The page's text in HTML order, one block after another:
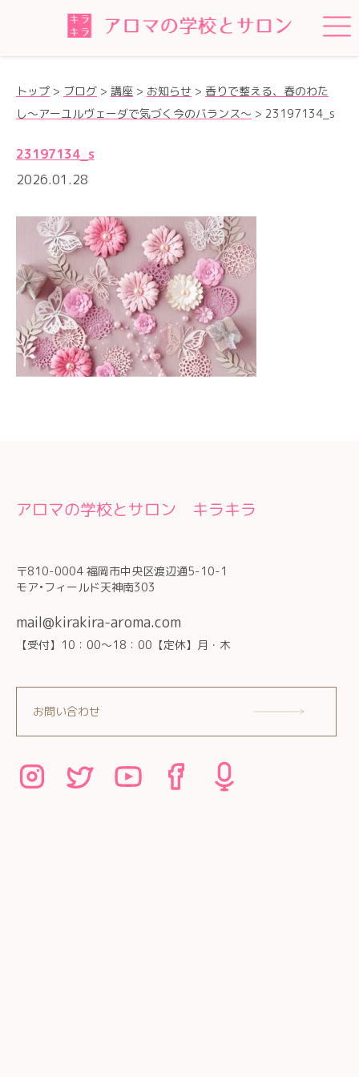
トップ > ブログ > 講座 > お知らせ > 香りで整える、春のわた
し〜アーユルヴェーダで気づく今のバランス〜 > 23197134_s
23197134_s
2026.01.28
アロマの学校とサロン キラキラ
〒810-0004 福岡市中央区渡辺通5-10-1
モア•フィールド天神南303
mail@kirakira-aroma.com
【受付】10：00～18：00【定休】月・木
お問い合わせ